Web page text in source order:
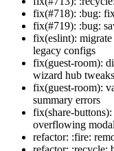
fix(#718): :bug:
fix(#719): :bug:
fix(eslint):
legacy configs
fix(guest-room):
wizard hub tweaks
fix(guest-room):
summary errors
fix(share-
overflowing
refactor: :fire: